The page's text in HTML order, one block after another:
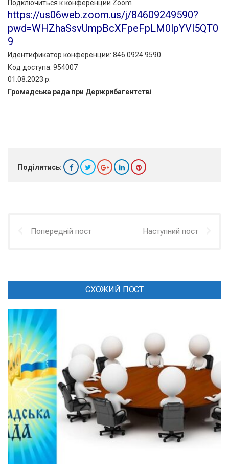
Подключиться к конференции Zoom
https://us06web.zoom.us/j/84609249590?
pwd=WHZhaSsvUmpBcXFpeFpLM0lpYVl5QT0
9
Идентификатор конференции: 846 0924 9590
Код доступа: 954007
01.08.2023 р.
Громадська рада при Держрибагентстві
Поділитись:
Попередній пост Наступний пост
СХОЖИЙ ПОСТ